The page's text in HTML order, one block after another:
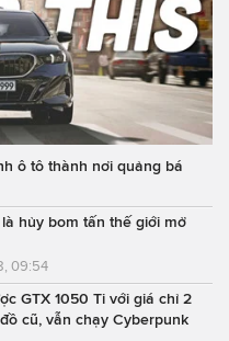
ô tô thành nơi quảng bá
hủy bom tấn thế giới mở
09:54
GTX 1050 Ti với giá chỉ 2
cũ, vẫn chạy Cyberpunk